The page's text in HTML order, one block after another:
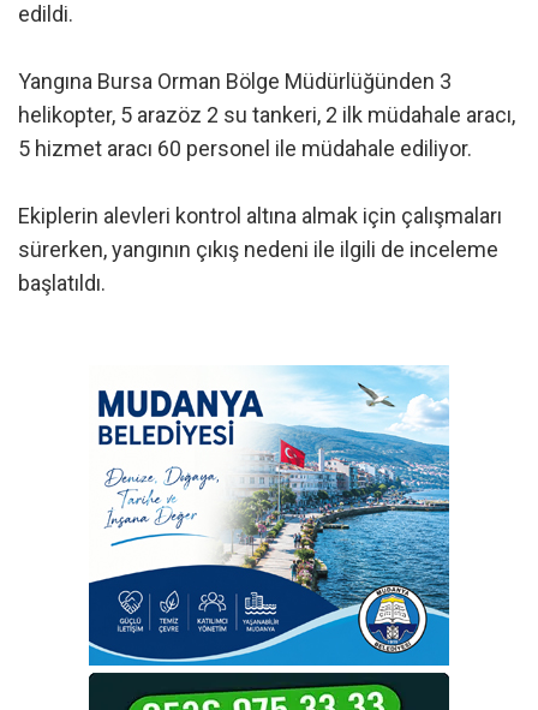
edildi.
Yangına Bursa Orman Bölge Müdürlüğünden 3
helikopter, 5 arazöz 2 su tankeri, 2 ilk müdahale aracı,
5 hizmet aracı 60 personel ile müdahale ediliyor.
Ekiplerin alevleri kontrol altına almak için çalışmaları
sürerken, yangının çıkış nedeni ile ilgili de inceleme
başlatıldı.